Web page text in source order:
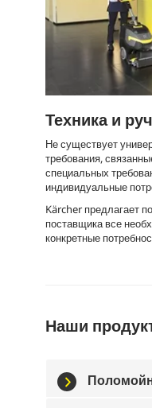
Техника и
Не существует
требования,
специальных
индивидуальные
Kärcher предлагает
поставщика все
конкретные
Наши